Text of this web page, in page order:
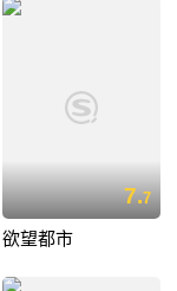
7.7
欲望都市